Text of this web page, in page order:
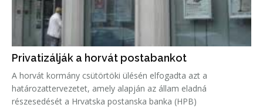
Privatizálják a horvát postabankot
A horvát kormány csütörtöki ülésén elfogadta azt a
határozattervezetet, amely alapján az állam eladná
részesedését a Hrvatska postanska banka (HPB)